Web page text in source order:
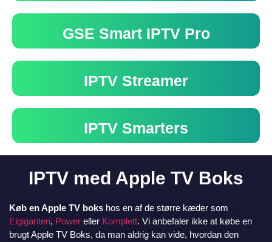
GSE Smart IPTV Pro
IPTV Streamer
IPTV Smarters
IPTV med Apple TV Boks
Køb en Apple TV boks hos en af de større kæder som
Elgiganten, Power eller Komplett. Vi anbefaler ikke at købe en
brugt Apple TV Boks, da man aldrig kan vide, hvordan den